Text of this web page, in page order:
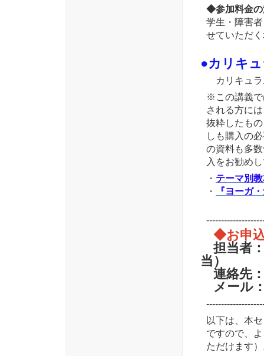
◆参加料金の
学生・障害
せていただ
●カリキ
カリキュラ
※この講義で
される方に
抜粋したも
しも購入の
の資料も多
入をお勧め
・ テーマ別
・
『ヨーガ
◆お申込
担当者
当）
連絡先
メール
以下は、本
ですので、
ただけます